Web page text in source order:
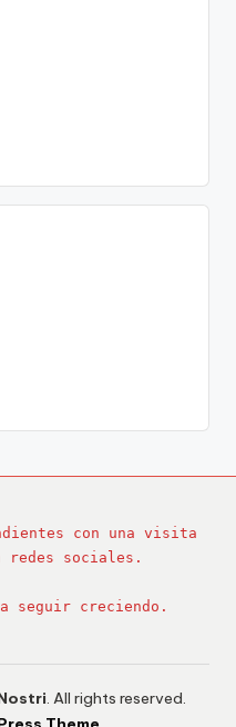
con una visita
sociales.
seguir creciendo.
. All rights reserved.